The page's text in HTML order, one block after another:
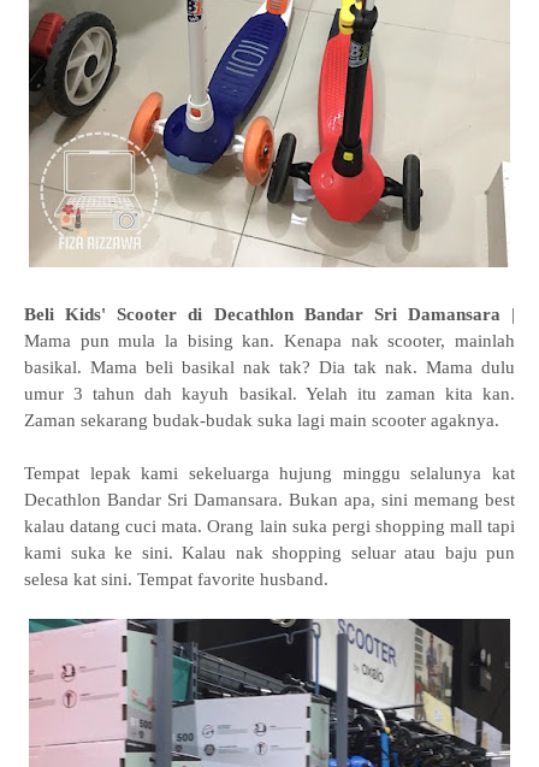
Beli Kids' Scooter di Decathlon Bandar Sri Damansara |
Mama pun mula la bising kan. Kenapa nak scooter, mainlah
basikal. Mama beli basikal nak tak? Dia tak nak. Mama dulu
umur 3 tahun dah kayuh basikal. Yelah itu zaman kita kan.
Zaman sekarang budak-budak suka lagi main scooter agaknya.
Tempat lepak kami sekeluarga hujung minggu selalunya kat
Decathlon Bandar Sri Damansara. Bukan apa, sini memang best
kalau datang cuci mata. Orang lain suka pergi shopping mall tapi
kami suka ke sini. Kalau nak shopping seluar atau baju pun
selesa kat sini. Tempat favorite husband.